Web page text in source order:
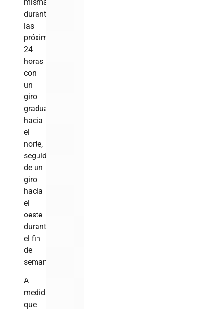
misma
durante
las
próximas
24
horas
con
un
giro
gradual
hacia
el
norte,
seguido
de un
giro
hacia
el
oeste
durante
el fin
de
semana.
A
medida
que